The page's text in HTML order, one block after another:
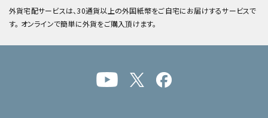
外貨宅配サービスは、30通貨以上の外国紙幣をご自宅にお届けするサービスで
す。 オンラインで簡単に外貨をご購入頂けます。